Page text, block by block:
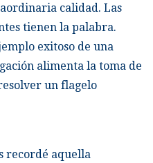
calidad. Las
tienen la palabra.
exitoso de una
alimenta la toma de
un flagelo
recordé aquella